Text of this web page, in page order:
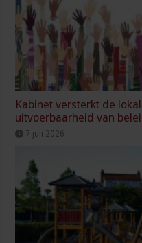
Kabinet versterkt de
uitvoerbaarheid van
7 juli 2026